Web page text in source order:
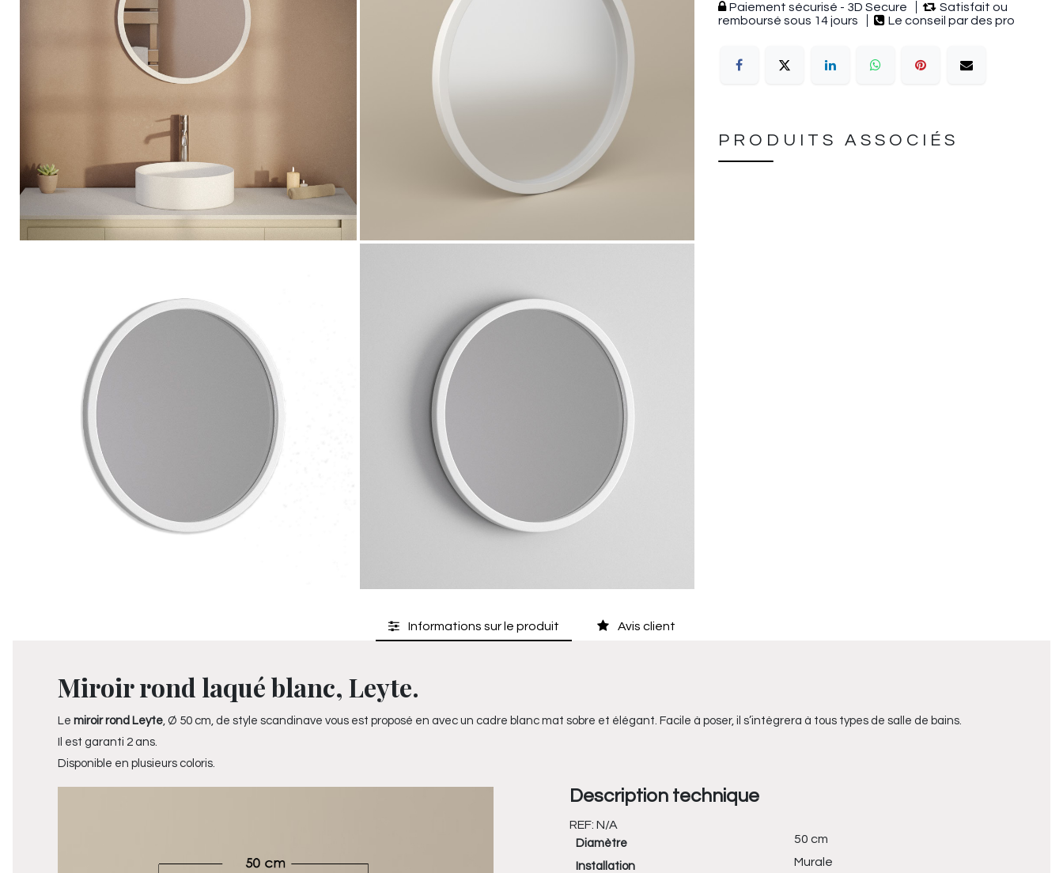
Paiement sécurisé - 3D Secure
Satisfait ou
remboursé sous 14 jours
Le conseil par des pro
PRODUITS ASSOCIÉS
Informations sur le produit Avis client
Miroir rond laqué blanc, Leyte.
Le miroir rond Leyte , Ø 50 cm, de style scandinave vous est proposé en avec un cadre blanc mat sobre et élégant. Facile à poser, il s’intègrera à tous types de salle de bains.
Il est garanti 2 ans.
Disponible en plusieurs coloris.
Description technique
REF: N/A
Diamètre 50 cm
Installation Murale